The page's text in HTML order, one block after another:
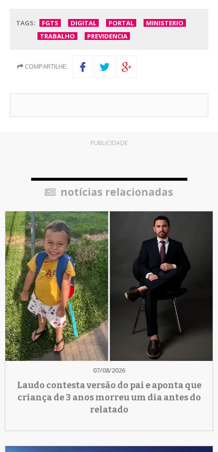
TAGS: FGTS DIGITAL PORTAL
MINISTERIO
TRABALHO
PREVIDENCIA
COMPARTILHE:
PUBLICIDADE
notícias relacionadas
07/08/2026
Laudo contesta versão do pai e aponta que
criança de 3 anos morreu um dia antes do
relatado